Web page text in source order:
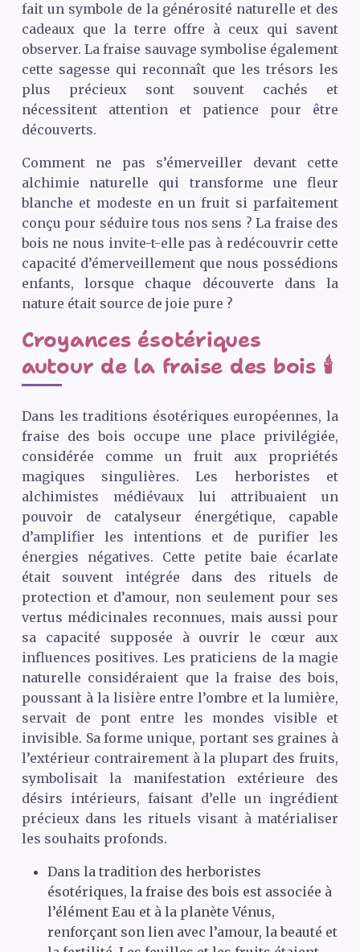
fait un symbole de la générosité naturelle et des
cadeaux que la terre offre à ceux qui savent
observer. La fraise sauvage symbolise également
cette sagesse qui reconnaît que les trésors les
plus précieux sont souvent cachés et
nécessitent attention et patience pour être
découverts.
Comment ne pas s’émerveiller devant cette
alchimie naturelle qui transforme une fleur
blanche et modeste en un fruit si parfaitement
conçu pour séduire tous nos sens ? La fraise des
bois ne nous invite-t-elle pas à redécouvrir cette
capacité d’émerveillement que nous possédions
enfants, lorsque chaque découverte dans la
nature était source de joie pure ?
Croyances ésotériques
autour de la fraise des bois 🕯️
Dans les traditions ésotériques européennes, la
fraise des bois occupe une place privilégiée,
considérée comme un fruit aux propriétés
magiques singulières. Les herboristes et
alchimistes médiévaux lui attribuaient un
pouvoir de catalyseur énergétique, capable
d’amplifier les intentions et de purifier les
énergies négatives. Cette petite baie écarlate
était souvent intégrée dans des rituels de
protection et d’amour, non seulement pour ses
vertus médicinales reconnues, mais aussi pour
sa capacité supposée à ouvrir le cœur aux
influences positives. Les praticiens de la magie
naturelle considéraient que la fraise des bois,
poussant à la lisière entre l’ombre et la lumière,
servait de pont entre les mondes visible et
invisible. Sa forme unique, portant ses graines à
l’extérieur contrairement à la plupart des fruits,
symbolisait la manifestation extérieure des
désirs intérieurs, faisant d’elle un ingrédient
précieux dans les rituels visant à matérialiser
les souhaits profonds.
Dans la tradition des herboristes
ésotériques, la fraise des bois est associée à
l’élément Eau et à la planète Vénus,
renforçant son lien avec l’amour, la beauté et